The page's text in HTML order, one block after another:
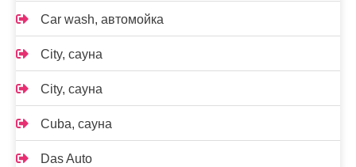
Car wash, автомойка
City, сауна
City, сауна
Cuba, сауна
Das Auto